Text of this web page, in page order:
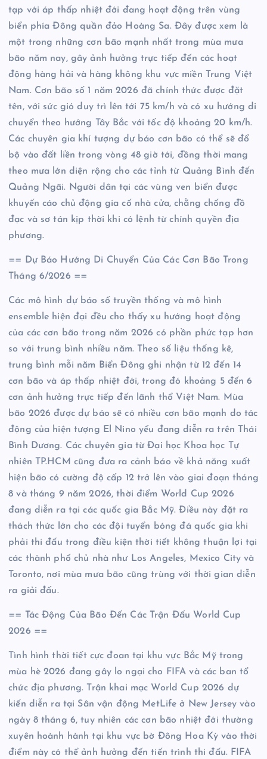
tạp với áp thấp nhiệt đới đang hoạt động trên vùng
biển phía Đông quần đảo Hoàng Sa. Đây được xem là
một trong những cơn bão mạnh nhất trong mùa mưa
bão năm nay, gây ảnh hưởng trực tiếp đến các hoạt
động hàng hải và hàng không khu vực miền Trung Việt
Nam. Cơn bão số 1 năm 2026 đã chính thức được đặt
tên, với sức gió duy trì lên tới 75 km/h và có xu hướng di
chuyển theo hướng Tây Bắc với tốc độ khoảng 20 km/h.
Các chuyên gia khí tượng dự báo cơn bão có thể sẽ đổ
bộ vào đất liền trong vòng 48 giờ tới, đồng thời mang
theo mưa lớn diện rộng cho các tỉnh từ Quảng Bình đến
Quảng Ngãi. Người dân tại các vùng ven biển được
khuyến cáo chủ động gia cố nhà cửa, chằng chống đồ
đạc và sơ tán kịp thời khi có lệnh từ chính quyền địa
phương.
== Dự Báo Hướng Di Chuyển Của Các Cơn Bão Trong
Tháng 6/2026 ==
Các mô hình dự báo số truyền thống và mô hình
ensemble hiện đại đều cho thấy xu hướng hoạt động
của các cơn bão trong năm 2026 có phần phức tạp hơn
so với trung bình nhiều năm. Theo số liệu thống kê,
trung bình mỗi năm Biển Đông ghi nhận từ 12 đến 14
cơn bão và áp thấp nhiệt đới, trong đó khoảng 5 đến 6
cơn ảnh hưởng trực tiếp đến lãnh thổ Việt Nam. Mùa
bão 2026 được dự báo sẽ có nhiều cơn bão mạnh do tác
động của hiện tượng El Nino yếu đang diễn ra trên Thái
Bình Dương. Các chuyên gia từ Đại học Khoa học Tự
nhiên TP.HCM cũng đưa ra cảnh báo về khả năng xuất
hiện bão có cường độ cấp 12 trở lên vào giai đoạn tháng
8 và tháng 9 năm 2026, thời điểm World Cup 2026
đang diễn ra tại các quốc gia Bắc Mỹ. Điều này đặt ra
thách thức lớn cho các đội tuyển bóng đá quốc gia khi
phải thi đấu trong điều kiện thời tiết không thuận lợi tại
các thành phố chủ nhà như Los Angeles, Mexico City và
Toronto, nơi mùa mưa bão cũng trùng với thời gian diễn
ra giải đấu.
== Tác Động Của Bão Đến Các Trận Đấu World Cup
2026 ==
Tình hình thời tiết cực đoan tại khu vực Bắc Mỹ trong
mùa hè 2026 đang gây lo ngại cho FIFA và các ban tổ
chức địa phương. Trận khai mạc World Cup 2026 dự
kiến diễn ra tại Sân vận động MetLife ở New Jersey vào
ngày 8 tháng 6, tuy nhiên các cơn bão nhiệt đới thường
xuyên hoành hành tại khu vực bờ Đông Hoa Kỳ vào thời
điểm này có thể ảnh hưởng đến tiến trình thi đấu. FIFA